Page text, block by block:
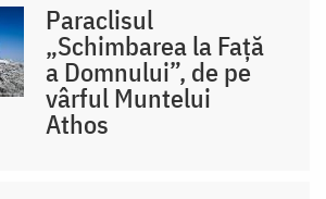
Paraclisul
„Schimbarea la Față
a Domnului”, de pe
vârful Muntelui
Athos